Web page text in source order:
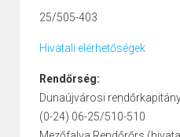
25/505-403
Hivatali elérhetőségek
Rendőrség:
Dunaújvárosi
(0-24) 06-25/510-510